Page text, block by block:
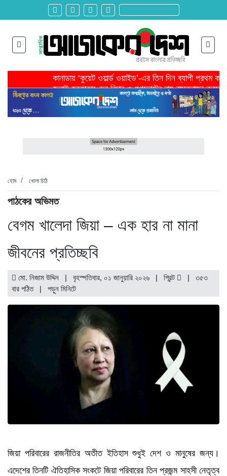
কানাডায় ‘কুয়েট ওয়ার্ল্ড ওয়াইড’-এর তিন দিন ব্যাপী প্রথম
জুলাই হত্যাকাণ্ডের বিচার ও গণভোটের রায় বাস্তবায়ন করতে
তরুণ উদ্ভাবক ও প্রযুক্তি উদ্যোক্তাদের পাশে থাকবে সরকার -
মাদরাসাকে অবহেলা করা শুরু মুজিব সরকারের আমল থেকে-
বাংলাদেশে এসে মার্কিন দূতের ভারতের হাইকমিশনারের সঙ্গে
হবিগঞ্জ ছাত্রদল সভাপতিসহ ১১ জনের বিরুদ্ধে এনসিপির
রাজনৈতিক লড়াইয়ে জিততে হলে সাংস্কৃতিক লড়াইয়ে জিততে
হোম খোলা চিঠি
পাঠকের অভিমত
বেগম খালেদা জিয়া – এক হার না মানা
জীবনের প্রতিচ্ছবি
মো. নিজাম উদ্দিন | বৃহস্পতিবার, ০১ জানুয়ারি ২০২৬ | প্রিন্ট | ৩৫৩
বার পঠিত
| পড়ুন মিনিটে
জিয়া পরিবারের রাজনীতির অতীত ইতিহাস শুধুই দেশ ও মানুষের জন্য।
এদেশের তিনটি ঐতিহাসিক সংকটে জিয়া পরিবারের তিন প্রজন্ম সাহসী নেতৃত্ব